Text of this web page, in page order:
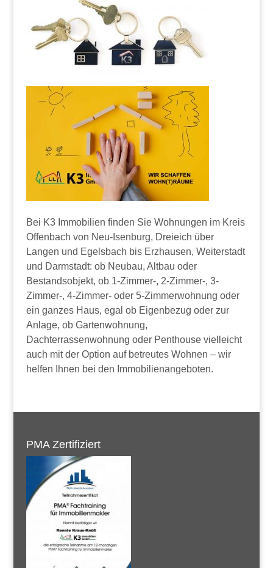
Bei K3 Immobilien finden Sie Wohnungen im Kreis
Offenbach von Neu-Isenburg, Dreieich über
Langen und Egelsbach bis Erzhausen, Weiterstadt
und Darmstadt: ob Neubau, Altbau oder
Bestandsobjekt, ob 1-Zimmer-, 2-Zimmer-, 3-
Zimmer-, 4-Zimmer- oder 5-Zimmerwohnung oder
ein ganzes Haus, egal ob Eigenbezug oder zur
Anlage, ob Gartenwohnung,
Dachterrassenwohnung oder Penthouse vielleicht
auch mit der Option auf betreutes Wohnen – wir
helfen Ihnen bei den Immobilienangeboten.
PMA Zertifiziert